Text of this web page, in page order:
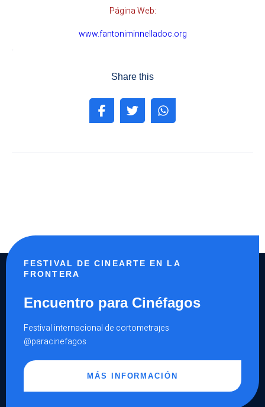
Página Web:
www.fantoniminnelladoc.org
.
Share this
FESTIVAL DE CINEARTE EN LA
FRONTERA
Encuentro para Cinéfagos
Festival internacional de cortometrajes
@paracinefagos
MÁS INFORMACIÓN